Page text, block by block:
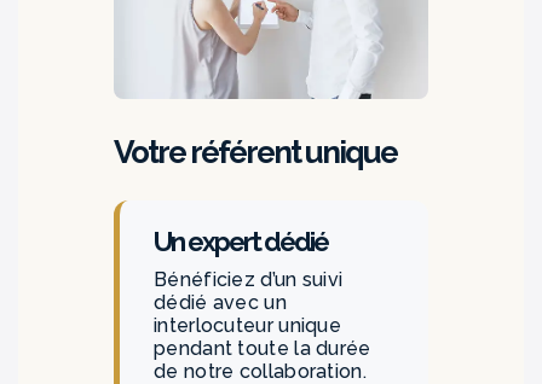
Votre référent unique
Un expert dédié
Bénéficiez d’un suivi
dédié avec un
interlocuteur unique
pendant toute la durée
de notre collaboration.